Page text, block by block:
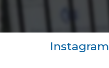
Instagram